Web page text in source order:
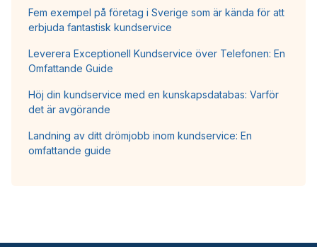
Fem exempel på företag i Sverige som är kända för att
erbjuda fantastisk kundservice
Leverera Exceptionell Kundservice över Telefonen: En
Omfattande Guide
Höj din kundservice med en kunskapsdatabas: Varför
det är avgörande
Landning av ditt drömjobb inom kundservice: En
omfattande guide